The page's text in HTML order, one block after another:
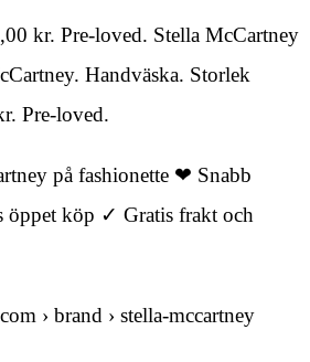
kr. Pre-loved. Stella McCartney
Handväska. Storlek
Pre-loved.
på fashionette ❤ Snabb
öppet köp ✓ Gratis frakt och
› brand › stella-mccartney